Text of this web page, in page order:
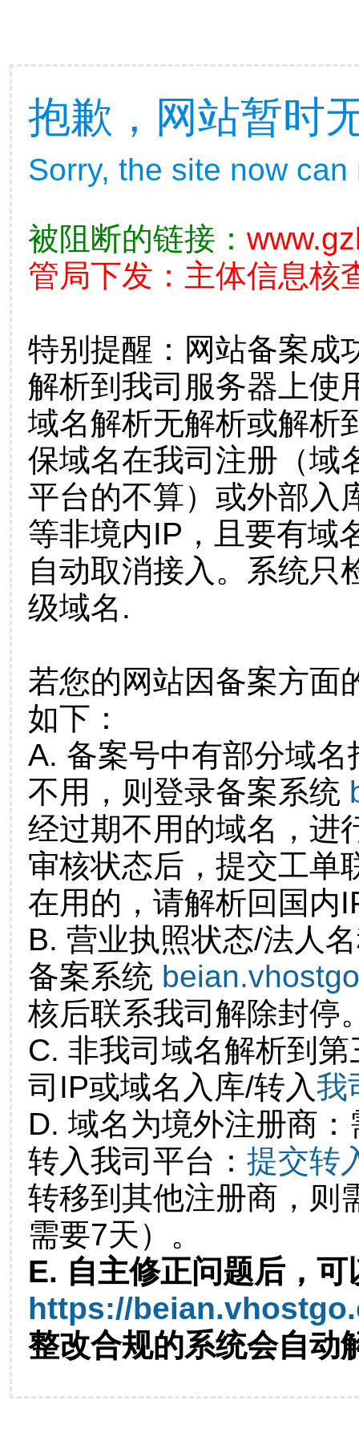
抱歉，网站暂时
Sorry, the site now
被阻断的链接：
管局下发：主体信息核
特别提醒：网站备案成
解析到我司服务器上使
域名解析无解析或解析
保域名在我司注册（域
平台的不算）或外部入
等非境内IP，且要有域
自动取消接入。系统只
级域名.
若您的网站因备案方面
如下：
A. 备案号中有部分域
不用，则登录备案系统
经过期不用的域名，进
审核状态后，提交工单
在用的，请解析回国内
B. 营业执照状态/法人
备案系统
核后联系我司解除封停
C. 非我司域名解析到
司IP或域名入库/转入我
D. 域名为境外注册商
转入我司平台： 提交转
转移到其他注册商，则
需要7天）。
E. 自主修正问题后，可
https://
整改合规的系统会自动